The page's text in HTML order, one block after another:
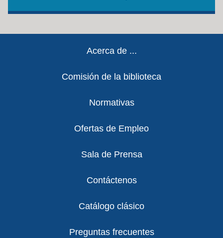
Acerca de ...
Comisión de la biblioteca
Normativas
Ofertas de Empleo
Sala de Prensa
Contáctenos
Catálogo clásico
Preguntas frecuentes